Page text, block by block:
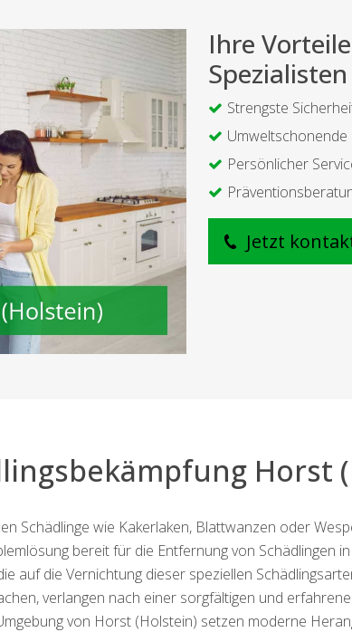
Ihre
Strengste
Persönlicher
Jetzt
Horst
Schädlinge wie Kakerlaken, Blattwanzen oder
bereit für die Entfernung von Schädlingen
auf die Vernichtung dieser speziellen
verlangen nach einer sorgfältigen und
von Horst (Holstein) setzen moderne